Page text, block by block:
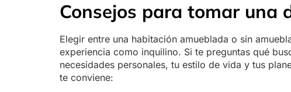
Consejos para tomar una
Elegir entre una habitación amueblada o sin
experiencia como inquilino. Si te preguntas qué
necesidades personales, tu estilo de vida y tus
te conviene: